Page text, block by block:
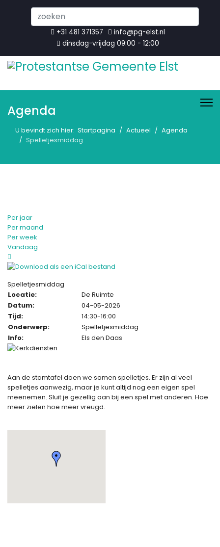
...
+31 481 371357
info@pg-elst.nl
dinsdag-vrijdag 09:00 - 12:00
Agenda
U bevindt zich hier: Startpagina Actueel
Agenda
Spelletjesmiddag
Per jaar
Per maand
Per week
Vandaag
Spelletjesmiddag
Locatie:
De Ruimte
Datum:
04-05-2026
Tijd:
14:30-16:00
Onderwerp:
Spelletjesmiddag
Info:
Els den Daas
Aan de stamtafel doen we samen spelletjes. Er zijn al veel
spelletjes aanwezig, maar je kunt altijd nog een eigen spel
meenemen. Sluit je gezellig aan bij een spel met anderen. Hoe
meer zielen hoe meer vreugd.